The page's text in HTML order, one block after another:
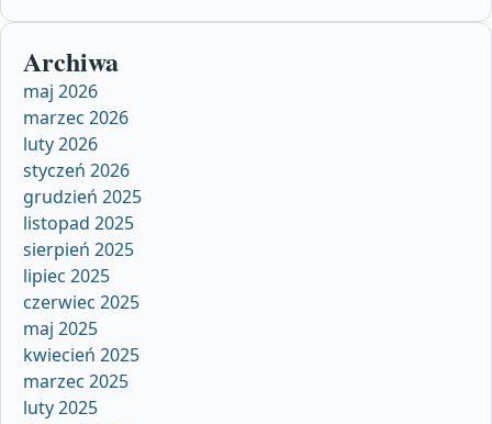
Archiwa
maj 2026
marzec 2026
luty 2026
styczeń 2026
grudzień 2025
listopad 2025
sierpień 2025
lipiec 2025
czerwiec 2025
maj 2025
kwiecień 2025
marzec 2025
luty 2025